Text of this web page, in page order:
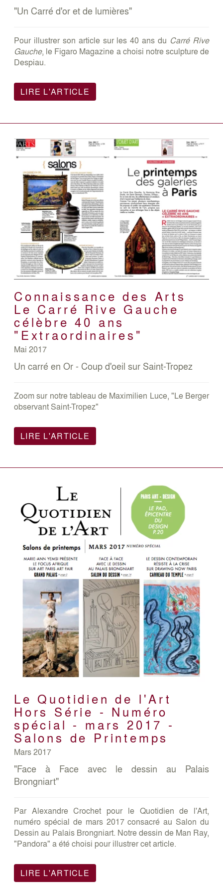
"Un Carré d'or et de lumières"
Pour illustrer son article sur les 40 ans du Carré Rive
Gauche, le Figaro Magazine a choisi notre sculpture de
Despiau.
LIRE L'ARTICLE
Connaissance des Arts
Le Carré Rive Gauche
célèbre 40 ans
"Extraordinaires"
Mai 2017
Un carré en Or - Coup d'oeil sur Saint-Tropez
Zoom sur notre tableau de Maximilien Luce, "Le Berger
observant Saint-Tropez"
LIRE L'ARTICLE
Le Quotidien de l'Art
Hors Série - Numéro
spécial - mars 2017 -
Salons de Printemps
Mars 2017
"Face à Face avec le dessin au Palais
Brongniart"
Par Alexandre Crochet pour le Quotidien de l'Art,
numéro spécial de mars 2017 consacré au Salon du
Dessin au Palais Brongniart. Notre dessin de Man Ray,
"Pandora" a été choisi pour illustrer cet article.
LIRE L'ARTICLE